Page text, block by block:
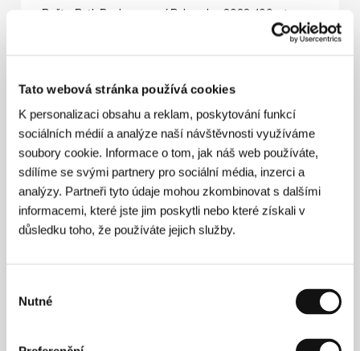
Tato webová stránka používá cookies
K personalizaci obsahu a reklam, poskytování funkcí
sociálních médií a analýze naší návštěvnosti využíváme
soubory cookie. Informace o tom, jak náš web používáte,
sdílíme se svými partnery pro sociální média, inzerci a
analýzy. Partneři tyto údaje mohou zkombinovat s dalšími
informacemi, které jste jim poskytli nebo které získali v
důsledku toho, že používáte jejich služby.
souhlasu
Nutné
Režie: Ruth Beckermann / Rakousko, 2022, 100 min
Pornografická klasika, její chystaná adaptace a casting
dokument. Z přečtených úryvků promlouvají jak vídeňská
prostitutka Josefina Mutzenbacherová, tak hlavně
různorodí účastníci castingu se svými postoji,
zkušenostmi a intimními historiemi.
Neduživý gurmán
(Flux Gourmet)
Režie: Peter Strickland / Velká Británie, USA, Maďarsko,
2022, 111 min
kulinární kolektiv k ještě lepším výkonům. Komorní satira
ukazuje, že v komunitě zvukové gastronomie je vše lítým